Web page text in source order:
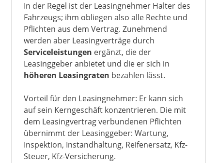
In der Regel ist der Leasingnehmer Halter des
Fahrzeugs; ihm obliegen also alle Rechte und
Pflichten aus dem Vertrag. Zunehmend
werden aber Leasingverträge durch
Serviceleistungen ergänzt, die der
Leasinggeber anbietet und die er sich in
höheren Leasingraten bezahlen lässt.
Vorteil für den Leasingnehmer: Er kann sich
auf sein Kerngeschäft konzentrieren. Die mit
dem Leasingvertrag verbundenen Pflichten
übernimmt der Leasinggeber: Wartung,
Inspektion, Instandhaltung, Reifenersatz, Kfz-
Steuer, Kfz-Versicherung.